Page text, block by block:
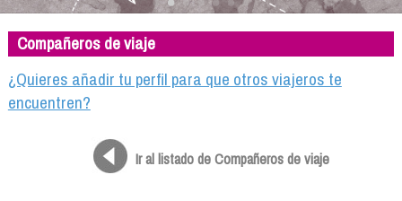
Camino solidario
Libros
Compañeros de viaje
Compañeros de viaje
¿Quieres añadir tu perfil para que otros viajeros te
encuentren?
Ir al listado de Compañeros de viaje